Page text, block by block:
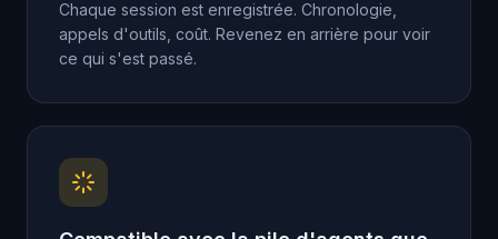
Chaque session est enregistrée. Chronologie,
appels d'outils, coût. Revenez en arrière pour voir
ce qui s'est passé.